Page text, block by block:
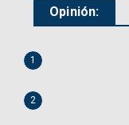
Opinión:
1
2